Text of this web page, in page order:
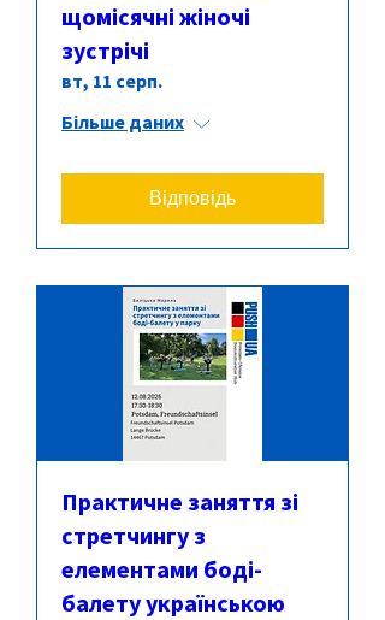
щомісячні жіночі
зустрічі
вт, 11 серп.
Більше даних
Відповідь
Практичне заняття зі
стретчингу з
елементами боді-
балету українською